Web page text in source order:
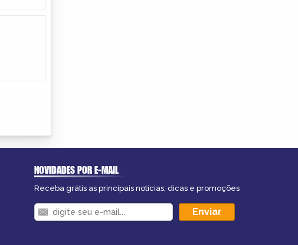
NOVIDADES POR E-MAIL
Receba grátis as principais notícias, dicas e promoções